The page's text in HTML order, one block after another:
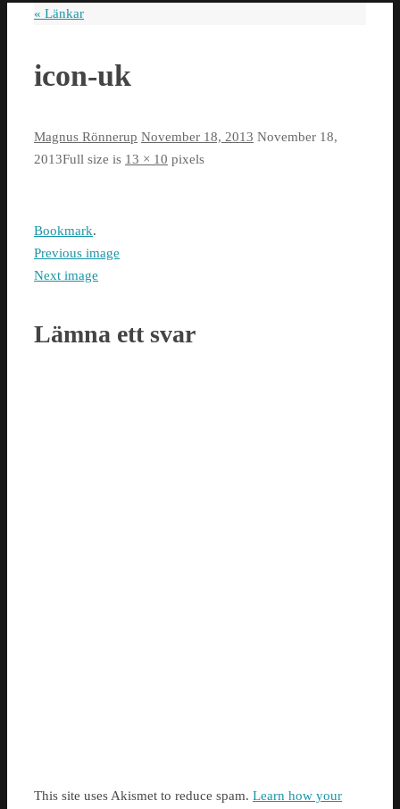
« Länkar
icon-uk
Magnus Rönnerup November 18, 2013 November 18,
2013Full size is 13 × 10 pixels
Bookmark.
Previous image
Next image
Lämna ett svar
This site uses Akismet to reduce spam. Learn how your